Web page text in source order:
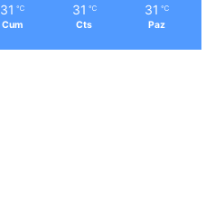
31 ℃
Cum
31 ℃
Cts
31 ℃
Paz